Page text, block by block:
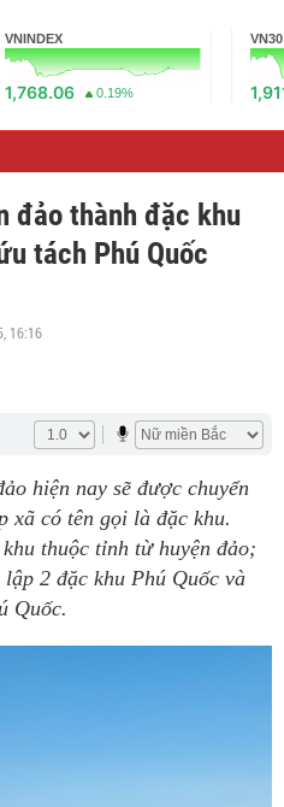
VNINDEX
1,768.06 0.19%
VN30
đảo thành đặc khu
tách Phú Quốc
16:16
hiện nay sẽ được chuyển
xã có tên gọi là đặc khu.
thuộc tỉnh từ huyện đảo;
2 đặc khu Phú Quốc và
Quốc.